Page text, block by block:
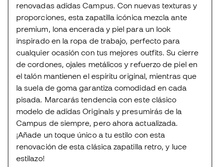
renovadas adidas Campus. Con nuevas texturas y
proporciones, esta zapatilla icónica mezcla ante
premium, lona encerada y piel para un look
inspirado en la ropa de trabajo, perfecto para
cualquier ocasión con tus mejores outfits. Su cierre
de cordones, ojales metálicos y refuerzo de piel en
el talón mantienen el espíritu original, mientras que
la suela de goma garantiza comodidad en cada
pisada. Marcarás tendencia con este clásico
modelo de adidas Originals y presumirás de la
Campus de siempre, pero ahora actualizada.
¡Añade un toque único a tu estilo con esta
renovación de esta clásica zapatilla retro, y luce
estilazo!